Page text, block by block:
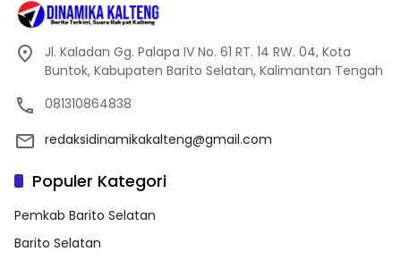
Jl. Kaladan Gg. Palapa IV No. 61 RT. 14 RW. 04, Kota
Buntok, Kabupaten Barito Selatan, Kalimantan Tengah
081310864838
redaksidinamikakalteng@gmail.com
Populer Kategori
Pemkab Barito Selatan
Barito Selatan